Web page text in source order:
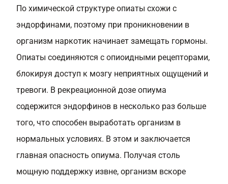
По химической структуре опиаты схожи с
эндорфинами, поэтому при проникновении в
организм наркотик начинает замещать гормоны.
Опиаты соединяются с опиоидными рецепторами,
блокируя доступ к мозгу неприятных ощущений и
тревоги. В рекреационной дозе опиума
содержится эндорфинов в несколько раз больше
того, что способен выработать организм в
нормальных условиях. В этом и заключается
главная опасность опиума. Получая столь
мощную поддержку извне, организм вскоре